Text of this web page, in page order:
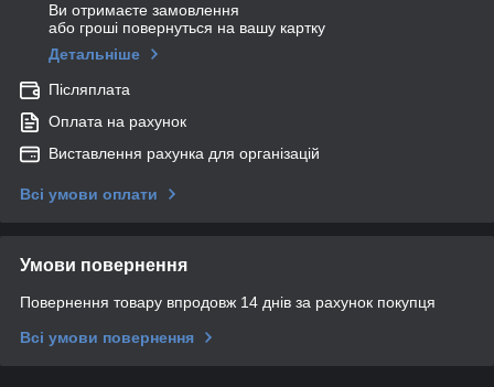
Ви отримаєте замовлення
або гроші повернуться на вашу картку
Детальніше
Післяплата
Оплата на рахунок
Виставлення рахунка для організацій
Всі умови оплати
Умови повернення
Повернення товару впродовж 14 днів за рахунок покупця
Всі умови повернення